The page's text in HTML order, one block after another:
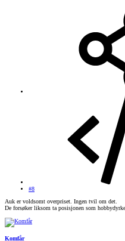
#8
Auk er voldsomt overpriset. Ingen tvil om det.
De forsøker liksom ta posisjonen som
Komfår